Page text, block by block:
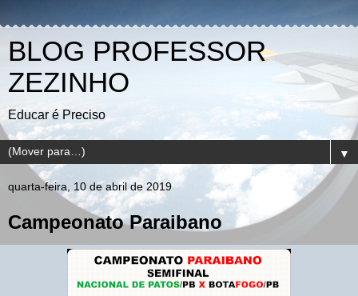
BLOG PROFESSOR
ZEZINHO
Educar é Preciso
▼
quarta-feira, 10 de abril de 2019
Campeonato Paraibano